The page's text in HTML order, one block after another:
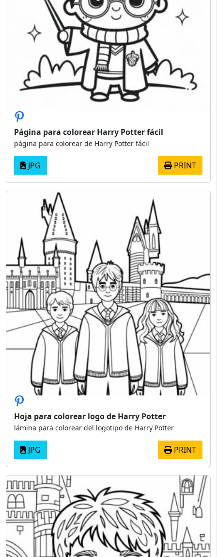
Página para colorear Harry Potter fácil
página para colorear de Harry Potter fácil
JPG PRINT
Hoja para colorear logo de Harry Potter
lámina para colorear del logotipo de Harry Potter
JPG PRINT